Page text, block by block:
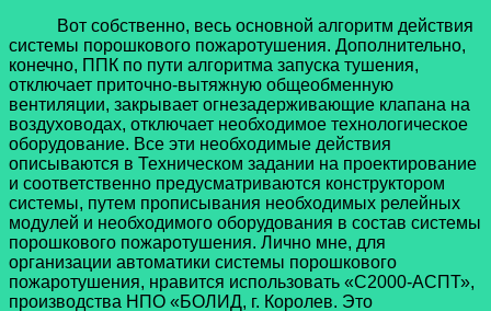
Вот собственно, весь основной алгоритм действия
системы порошкового пожаротушения. Дополнительно,
конечно, ППК по пути алгоритма запуска тушения,
отключает приточно-вытяжную общеобменную
вентиляции, закрывает огнезадерживающие клапана на
воздуховодах, отключает необходимое технологическое
оборудование. Все эти необходимые действия
описываются в Техническом задании на проектирование
и соответственно предусматриваются конструктором
системы, путем прописывания необходимых релейных
модулей и необходимого оборудования в состав системы
порошкового пожаротушения. Лично мне, для
организации автоматики системы порошкового
пожаротушения, нравится использовать «С2000-АСПТ»,
производства НПО «БОЛИД, г. Королев. Это